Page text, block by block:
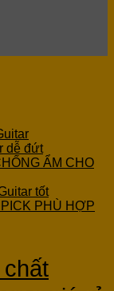
dễ đứt
ẨM CHO
tốt
PHÙ HỢP